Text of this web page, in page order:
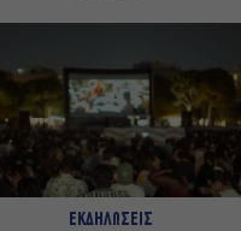
ΕΚΔΗΛΩΣΕΙΣ